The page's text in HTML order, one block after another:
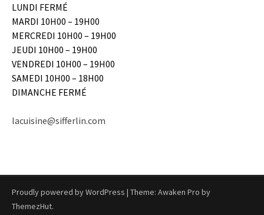
LUNDI FERMÉ
MARDI 10H00 – 19H00
MERCREDI 10H00 – 19H00
JEUDI 10H00 – 19H00
VENDREDI 10H00 – 19H00
SAMEDI 10H00 – 18H00
DIMANCHE FERMÉ
lacuisine@sifferlin.com
Proudly powered by WordPress | Theme: Awaken Pro by
ThemezHut.